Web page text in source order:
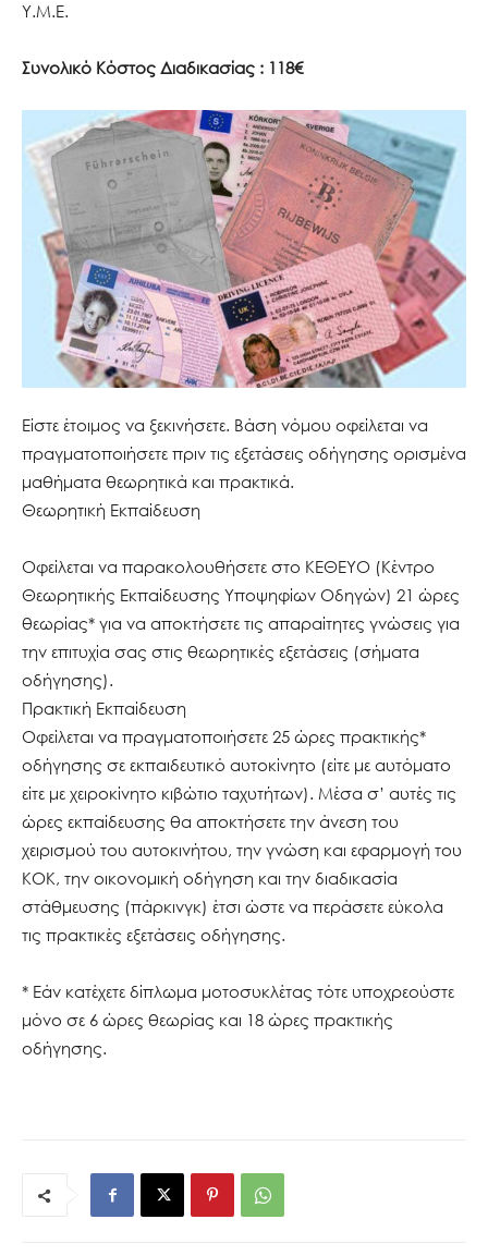
Υ.Μ.Ε.
Συνολικό Κόστος Διαδικασίας : 118€
Είστε έτοιμος να ξεκινήσετε. Βάση νόμου οφείλεται να
πραγματοποιήσετε πριν τις εξετάσεις οδήγησης ορισμένα
μαθήματα θεωρητικά και πρακτικά.
Θεωρητική Εκπαίδευση
Οφείλεται να παρακολουθήσετε στο ΚΕΘΕΥΟ (Κέντρο
Θεωρητικής Εκπαίδευσης Υποψηφίων Οδηγών) 21 ώρες
θεωρίας* για να αποκτήσετε τις απαραίτητες γνώσεις για
την επιτυχία σας στις θεωρητικές εξετάσεις (σήματα
οδήγησης).
Πρακτική Εκπαίδευση
Οφείλεται να πραγματοποιήσετε 25 ώρες πρακτικής*
οδήγησης σε εκπαιδευτικό αυτοκίνητο (είτε με αυτόματο
είτε με χειροκίνητο κιβώτιο ταχυτήτων). Μέσα σ’ αυτές τις
ώρες εκπαίδευσης θα αποκτήσετε την άνεση του
χειρισμού του αυτοκινήτου, την γνώση και εφαρμογή του
ΚΟΚ, την οικονομική οδήγηση και την διαδικασία
στάθμευσης (πάρκινγκ) έτσι ώστε να περάσετε εύκολα
τις πρακτικές εξετάσεις οδήγησης.
* Εάν κατέχετε δίπλωμα μοτοσυκλέτας τότε υποχρεούστε
μόνο σε 6 ώρες θεωρίας και 18 ώρες πρακτικής
οδήγησης.